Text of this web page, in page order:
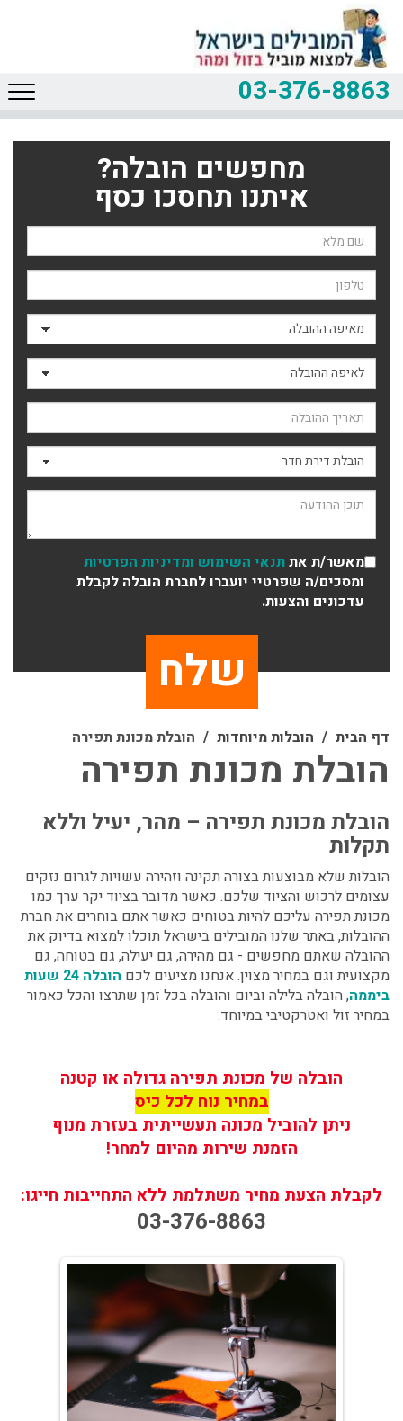
03-376-8863
מחפשים הובלה?
איתנו תחסכו כסף
שם השולח
טלפון
מאיפה ההובלה
לאיפה ההובלה
תאריך ההובלה
סוג ההובלה
תוכן ההודעה
מאשר/ת אתתנאי השימוש ומדיניות הפרטיות
ומסכים/ה שפרטיי יועברו לחברת הובלה לקבלת
עדכונים והצעות.
דף הבית הובלות מיוחדות הובלת מכונת תפירה
הובלת מכונת תפירה
הובלת מכונת תפירה – מהר, יעיל וללא
תקלות
הובלות שלא מבוצעות בצורה תקינה וזהירה עשויות לגרום נזקים
עצומים לרכוש והציוד שלכם. כאשר מדובר בציוד יקר ערך כמו
מכונת תפירה עליכם להיות בטוחים כאשר אתם בוחרים את חברת
ההובלות, באתר שלנו המובילים בישראל תוכלו למצוא בדיוק את
ההובלה שאתם מחפשים - גם מהירה, גם יעילה, גם בטוחה, גם
מקצועית וגם במחיר מצוין. אנחנו מציעים לכם
הובלה 24 שעות
ביממה, הובלה בלילה וביום והובלה בכל זמן שתרצו והכל כאמור
במחיר זול ואטרקטיבי במיוחד.
הובלה של מכונת תפירה גדולה או קטנה
במחיר נוח לכל כיס
ניתן להוביל מכונה תעשייתית בעזרת מנוף
הזמנת שירות מהיום למחר!
לקבלת הצעת מחיר משתלמת ללא התחייבות חייגו:
03-376-8863